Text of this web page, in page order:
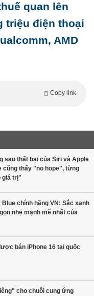
quan lên
triệu điện thoại
AMD
Copy link
sau thất bại của Siri và Apple
cũng thấy "no hope", từng
giá trị"
chính hãng VN: Sắc xanh
nhẹ mạnh mẽ nhất của
bán iPhone 16 tại quốc
cho chuỗi cung ứng